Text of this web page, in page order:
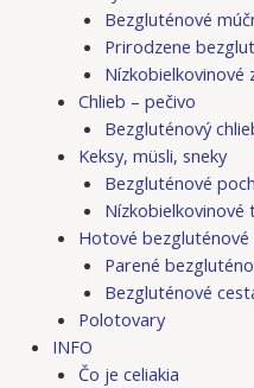
Bezgluténové
Prirodzene
Nízkobielkovinové
Chlieb – pečivo
Bezgluténový
Keksy, müsli, sneky
Bezgluténové
Nízkobielkovinové
Hotové bezgluténové
Parené
Bezgluténové
Polotovary
INFO
Čo je celiakia